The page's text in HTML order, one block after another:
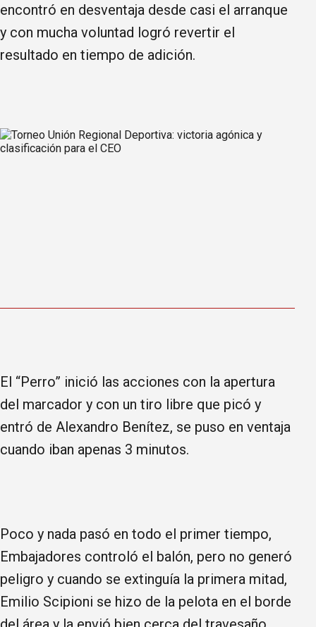
encontró en desventaja desde casi el arranque
y con mucha voluntad logró revertir el
resultado en tiempo de adición.
El “Perro” inició las acciones con la apertura
del marcador y con un tiro libre que picó y
entró de Alexandro Benítez, se puso en ventaja
cuando iban apenas 3 minutos.
Poco y nada pasó en todo el primer tiempo,
Embajadores controló el balón, pero no generó
peligro y cuando se extinguía la primera mitad,
Emilio Scipioni se hizo de la pelota en el borde